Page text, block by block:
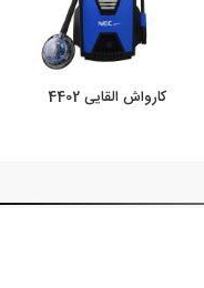
کارواش القایی 4402